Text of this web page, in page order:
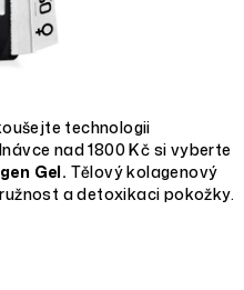
technologii
nad 1800 Kč si vyberte
Gel. Tělový kolagenový
a detoxikaci pokožky.